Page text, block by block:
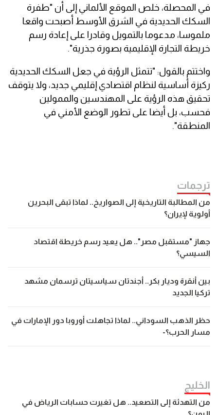
في المحصلة، خلص الموقع الألماني إلى أن "طفرة
السكك الحديدية في الشرق الأوسط أصبحت واقعا
ملموسا، مدعوما بالتمويل وقادرا على إعادة رسم
خريطة التجارة الإقليمية بصورة جذرية".
واختتم بالقول: "تتمثل الرؤية في جعل السكك الحديدية
ركيزة أساسية لنظام اقتصادي إقليمي جديد، ولا يتوقف
تحقيق هذه الرؤية على المهندسين والممولين
فحسب، بل أيضا على تطور الوضع الأمني ​​في
المنطقة".
ترجمات
من المطالبة التاريخية إلى الصواريخ.. لماذا تبقى البحرين
أولوية لإيران؟
جهاز "مستقبل مصر".. هل يعيد رسم خريطة اقتصاد
السيسي؟
بين أنقرة وديار بكر.. أجندتان سياسيتان ترسمان مشهد
تركيا الجديد
حظر الذهب السوداني.. لماذا تجاهلت أوروبا دور الإمارات في
مسار الحرب؟-
الخليج
من التهدئة إلى التصعيد.. هل تغيرت حسابات الرياض في